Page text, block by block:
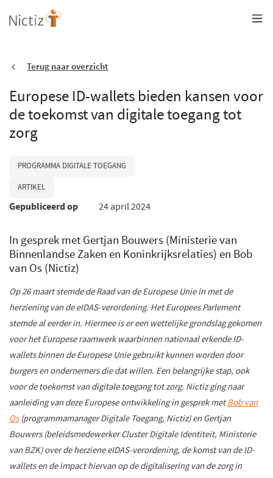
Overslaan
en
gaanTerug naar overzicht
Europese ID-wallets bieden kansen voor
de toekomst van digitale toegang tot
zorg
PROGRAMMA DIGITALE TOEGANG
ARTIKEL
Gepubliceerd op 24 april 2024
In gesprek met Gertjan Bouwers (Ministerie van
Binnenlandse Zaken en Koninkrijksrelaties) en Bob
van Os (Nictiz)
Op 26 maart stemde de Raad van de Europese Unie in met de
herziening van de eIDAS-verordening. Het Europees Parlement
stemde al eerder in. Hiermee is er een wettelijke grondslag gekomen
voor het Europese raamwerk waarbinnen nationaal erkende ID-
wallets binnen de Europese Unie gebruikt kunnen worden door
burgers en ondernemers die dat willen. Een belangrijke stap, ook
voor de toekomst van digitale toegang tot zorg. Nictiz ging naar
aanleiding van deze Europese ontwikkeling in gesprek metBob van
Os(programmamanager Digitale Toegang, Nictiz) en Gertjan
Bouwers (beleidsmedewerker Cluster Digitale Identiteit, Ministerie
van BZK) over de herziene eIDAS-verordening, de komst van de ID-
wallets en de impact hiervan op de digitalisering van de zorg in